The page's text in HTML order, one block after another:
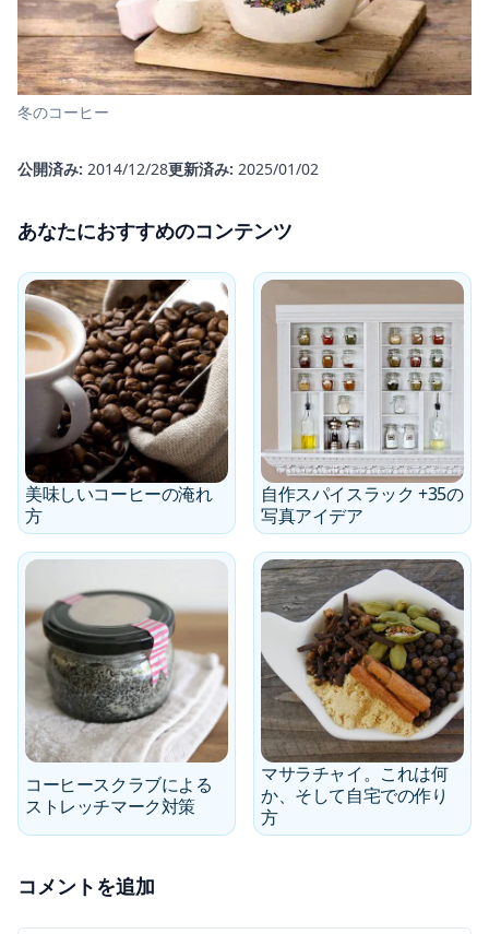
冬のコーヒー
公開済み: 2014/12/28更新済み: 2025/01/02
あなたにおすすめのコンテンツ
美味しいコーヒーの淹れ
方
自作スパイスラック +35の
写真アイデア
コーヒースクラブによる
ストレッチマーク対策
マサラチャイ。これは何
か、そして自宅での作り
方
コメントを追加